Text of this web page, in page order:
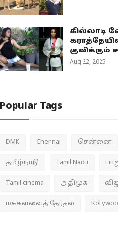
கில்லாடி
குவிக்கும்
Aug 22, 2025
Popular Tags
DMK Chennai சென்னை
தமிழ்நாடு Tamil Nadu
Tamil cinema அதிமுக
மக்களவைத் தேர்தல்